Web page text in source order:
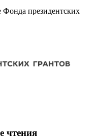
Фонда президентских
чтения